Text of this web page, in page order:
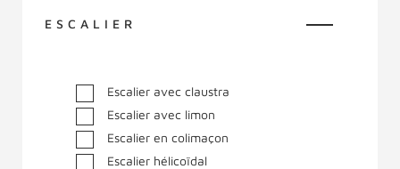
ESCALIER
Escalier avec claustra
Escalier avec limon
Escalier en colimaçon
Escalier hélicoïdal